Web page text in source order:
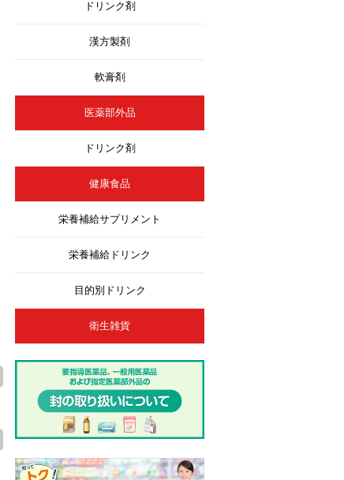
ドリンク剤
漢方製剤
軟膏剤
医薬部外品
ドリンク剤
健康食品
栄養補給サプリメント
栄養補給ドリンク
目的別ドリンク
衛生雑貨